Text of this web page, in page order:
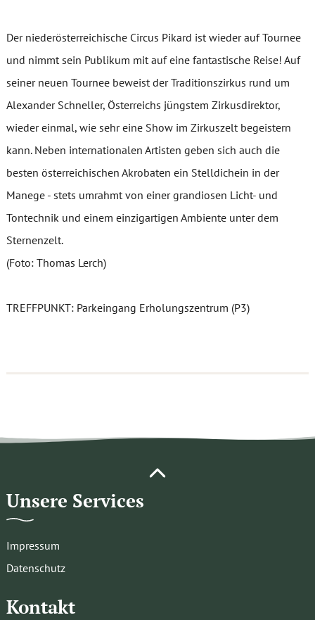
Der niederösterreichische Circus Pikard ist wieder auf Tournee
und nimmt sein Publikum mit auf eine fantastische Reise! Auf
seiner neuen Tournee beweist der Traditionszirkus rund um
Alexander Schneller, Österreichs jüngstem Zirkusdirektor,
wieder einmal, wie sehr eine Show im Zirkuszelt begeistern
kann. Neben internationalen Artisten geben sich auch die
besten österreichischen Akrobaten ein Stelldichein in der
Manege - stets umrahmt von einer grandiosen Licht- und
Tontechnik und einem einzigartigen Ambiente unter dem
Sternenzelt.
(Foto: Thomas Lerch)
TREFFPUNKT: Parkeingang Erholungszentrum (P3)
Unsere Services
Impressum
Datenschutz
Kontakt